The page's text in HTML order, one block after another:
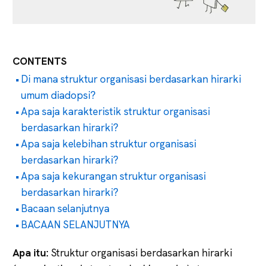
CONTENTS
Di mana struktur organisasi berdasarkan hirarki
umum diadopsi?
Apa saja karakteristik struktur organisasi
berdasarkan hirarki?
Apa saja kelebihan struktur organisasi
berdasarkan hirarki?
Apa saja kekurangan struktur organisasi
berdasarkan hirarki?
Bacaan selanjutnya
BACAAN SELANJUTNYA
Apa itu: Struktur organisasi berdasarkan hirarki